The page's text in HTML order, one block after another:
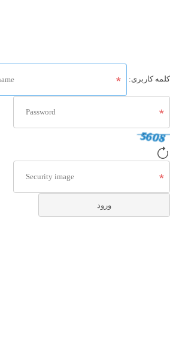
کلمه کاربری: